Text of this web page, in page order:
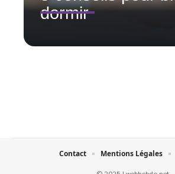
dormir
Contact Mentions Légales